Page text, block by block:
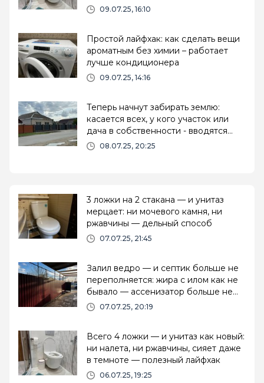
09.07.25, 16:10
Простой лайфхак: как сделать вещи
ароматным без химии – работает
лучше кондиционера
09.07.25, 14:16
Теперь начнут забирать землю:
касается всех, у кого участок или
дача в собственности - вводятся
новые правила
08.07.25, 20:25
3 ложки на 2 стакана — и унитаз
мерцает: ни мочевого камня, ни
ржавчины — дельный способ
07.07.25, 21:45
Залил ведро — и септик больше не
переполняется: жира с илом как не
бывало — ассенизатор больше не
нужен07.07.25, 20:19
Всего 4 ложки — и унитаз как новый:
ни налета, ни ржавчины, сияет даже
в темноте — полезный лайфхак
06.07.25, 19:25